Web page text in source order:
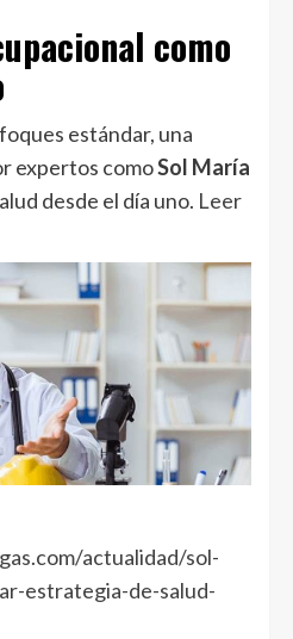
como
estándar, una
expertos comoSol María
desde el día uno. Leer
actualidad/sol-
estrategia-de-salud-